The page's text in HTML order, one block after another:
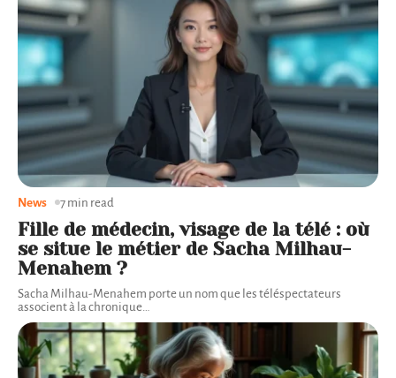
Fille de médecin, visage de la télé : où
se situe le métier de Sacha Milhau-
Menahem ?
Sacha Milhau-Menahem porte un nom que les téléspectateurs
associent à la chronique
News 7 min read